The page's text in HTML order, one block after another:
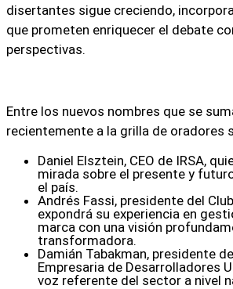
disertantes sigue creciendo,
que prometen enriquecer el debate
perspectivas.
Entre los nuevos nombres que se
recientemente a la grilla de oradores
Daniel Elsztein, CEO de IRSA,
mirada sobre el presente y
el país.
Andrés Fassi, presidente del
expondrá su experiencia en
marca con una visión
transformadora.
Damián Tabakman, presidente
Empresaria de Desarrolladores
voz referente del sector a nivel